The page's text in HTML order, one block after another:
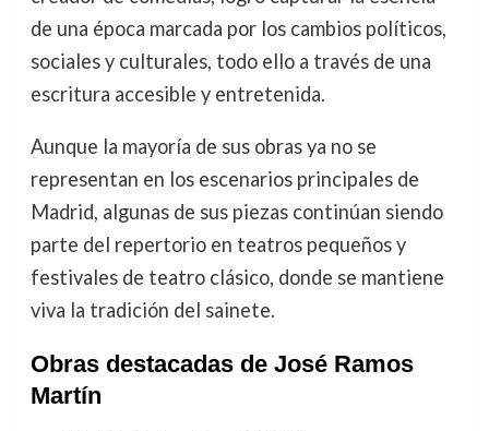
de una época marcada por los cambios políticos,
sociales y culturales, todo ello a través de una
escritura accesible y entretenida.
Aunque la mayoría de sus obras ya no se
representan en los escenarios principales de
Madrid, algunas de sus piezas continúan siendo
parte del repertorio en teatros pequeños y
festivales de teatro clásico, donde se mantiene
viva la tradición del sainete.
Obras destacadas de José Ramos
Martín